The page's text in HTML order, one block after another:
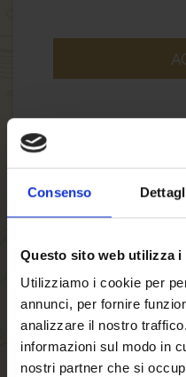
Consenso
Questo sito web utilizza i
Utilizziamo i cookie per
annunci, per fornire
analizzare il nostro
informazioni sul modo in
nostri partner che si
NUOVI
Creando un account
grado di muoverti più
processo di
di spedizione,
ordini nel tuo